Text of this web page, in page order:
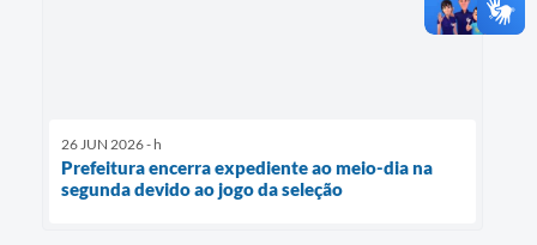
26 JUN 2026 - h
Prefeitura encerra expediente ao meio-dia na
segunda devido ao jogo da seleção